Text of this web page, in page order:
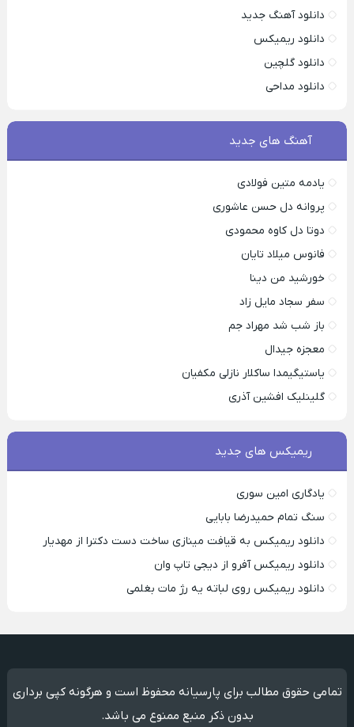
دانلود آهنگ جدید
دانلود ریمیکس
دانلود گلچین
دانلود مداحی
آهنگ های جدید
یادمه متین فولادی
پروانه دل حسن عاشوری
دوتا دل کاوه محمودی
فانوس میلاد تایان
خورشید من دینا
سفر سجاد مایل زاد
باز شب شد مهراد جم
معجزه جیدال
یاستیگیمدا ساکلار نازلی مکفیان
گلینلیک افشین آذری
ریمیکس های جدید
یادگاری امین سوری
سنگ تمام حمیدرضا بابایی
دانلود ریمیکس به قیافت مینازی ساخت دست دکترا از مهدیار
دانلود ریمیکس آفرو از ديجی تاپ وان
دانلود ریمیکس روی لباته یه رژ مات بغلمی
تمامی حقوق مطالب برای پارسیانه محفوظ است و هرگونه کپی برداری
بدون ذکر منبع ممنوع می باشد.